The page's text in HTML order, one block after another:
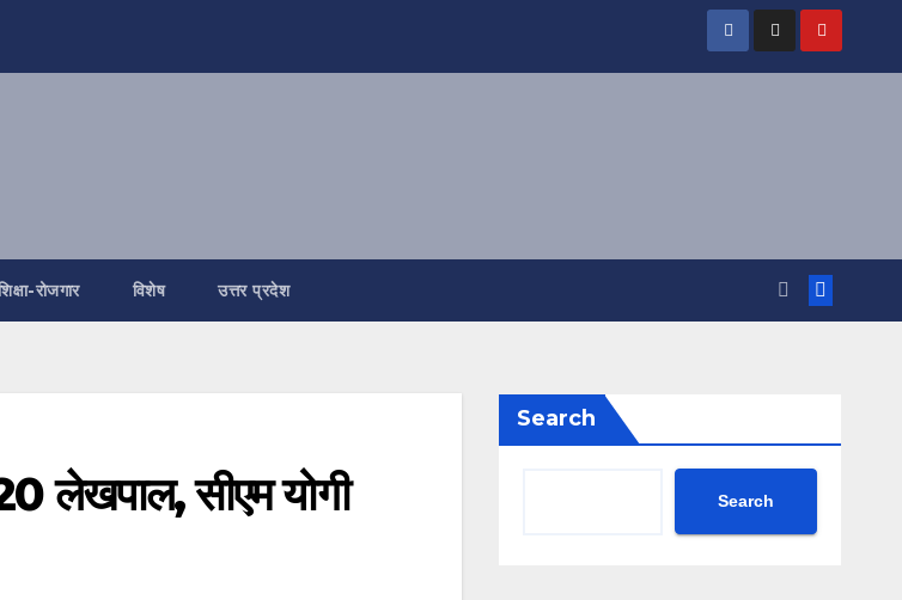
रोजगार विशेष उत्तर प्रदेश
सीएम योगी
Search
Search